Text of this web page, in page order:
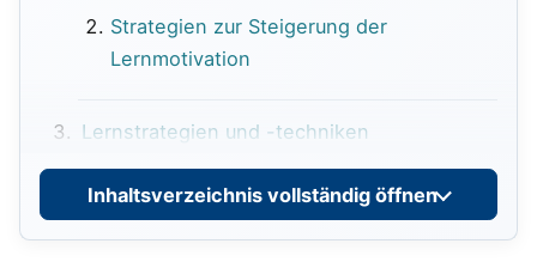
Strategien zur Steigerung der
Lernmotivation
Lernstrategien und -techniken
Übersicht über verschiedene
Lernmethoden
Inhaltsverzeichnis vollständig öffnen